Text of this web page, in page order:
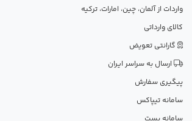
واردات از آلمان، چین، امارات، ترکیه
کالای وارداتی
گارانتی تعویض
ارسال به سراسر ایران
پیگیری سفارش
سامانه تیپاکس